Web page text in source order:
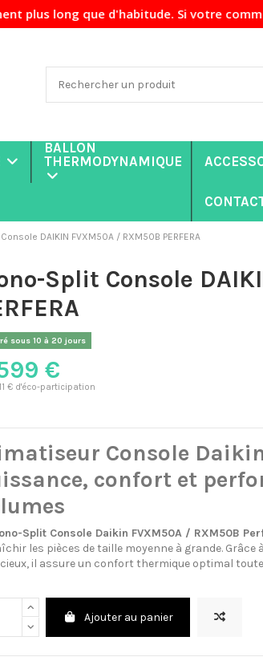
d'habitude. Si votre commande
BALLON
THERMODYNAMIQUE
DAIKIN FVXM50A / RXM50B PERFERA
Split Console
sous 10 à 20 jours
€
€ d'éco-participation
Console
confort et
Split Console Daikin FVXM50A / RXM50B
les pièces de taille moyenne à grande.
il assure un confort thermique optimal toute
Ajouter au panier